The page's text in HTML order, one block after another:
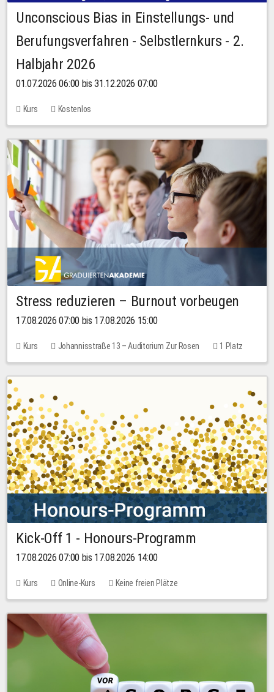
Unconscious Bias in Einstellungs- und
Berufungsverfahren - Selbstlernkurs - 2.
Halbjahr 2026
01.07.2026 06:00 bis 31.12.2026 07:00
Kurs Kostenlos
Stress reduzieren – Burnout vorbeugen
17.08.2026 07:00 bis 17.08.2026 15:00
Kurs Johannisstraße 13 – Auditorium Zur Rosen
1 Platz
10,00 EUR
Kick-Off 1 - Honours-Programm
17.08.2026 07:00 bis 17.08.2026 14:00
Kurs Online-Kurs Keine freien Plätze